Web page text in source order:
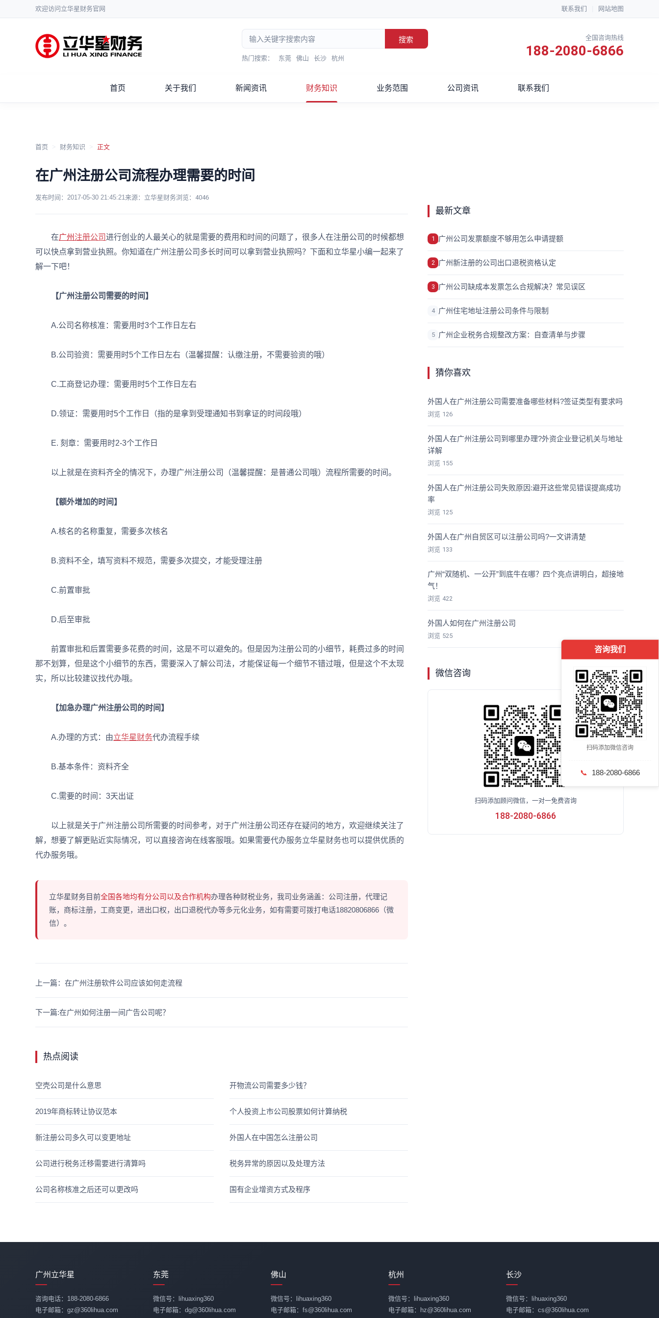
欢迎访问立华星财务官网 联系我们 网站地图
搜索
热门搜索： 东莞 佛山 长沙 杭州
全国咨询热线
188-2080-6866
首页 关于我们 新闻资讯 财务知识 业务范围 公司资讯 联系我们
首页 财务知识 正文
在广州注册公司流程办理需要的时间
发布时间： 2017-05-30 21:45:21来源：立华星财务浏览： 4046
在广州 注册公司进行创业的人最关心的就是需要的费用和时间的问题了，很多人在注册公司的时候都想
可以快点拿到营业执照。你知道在广州注册公司多长时间可以拿到营业执照吗？下面和立华星小编一起来了
解一下吧！
【广州注册公司需要的时间】
A.公司名称核准：需要用时3个工作日左右
B.公司验资：需要用时5个工作日左右（温馨提醒：认缴注册，不需要验资的哦）
C.工商登记办理：需要用时5个工作日左右
D.领证：需要用时5个工作日（指的是拿到受理通知书到拿证的时间段哦）
E. 刻章：需要用时2-3个工作日
以上就是在资料齐全的情况下，办理广州注册公司（温馨提醒：是普通公司哦）流程所需要的时间。
【额外增加的时间】
A.核名的名称重复，需要多次核名
B.资料不全，填写资料不规范，需要多次提交，才能受理注册
C.前置审批
D.后至审批
前置审批和后置需要多花费的时间，这是不可以避免的。但是因为注册公司的小细节，耗费过多的时间
那不划算，但是这个小细节的东西，需要深入了解公司法，才能保证每一个细节不错过哦，但是这个不太现
实，所以比较建议找代办哦。
【加急办理广州注册公司的时间】
A.办理的方式：由立华星财务代办流程手续
B.基本条件：资料齐全
C.需要的时间：3天出证
以上就是关于广州注册公司所需要的时间参考，对于广州注册公司还存在疑问的地方，欢迎继续关注了
解，想要了解更贴近实际情况，可以直接咨询在线客服哦。如果需要代办服务立华星财务也可以提供优质的
代办服务哦。
立华星财务目前全国各地均有分公司以及合作机构办理各种财税业务，我司业务涵盖：公司注册，代理记
账，商标注册，工商变更，进出口权，出口退税代办等多元化业务，如有需要可拨打电话18820806866（微
信）。
下一篇:在广州如何注册一间广告公司呢？
上一篇：在广州注册软件公司应该如何走流程
热点阅读
空壳公司是什么意思 开物流公司需要多少钱？
2019年商标转让协议范本 个人投资上市公司股票如何计算纳税
新注册公司多久可以变更地址 外国人在中国怎么注册公司
公司进行税务迁移需要进行清算吗 税务异常的原因以及处理方法
公司名称核准之后还可以更改吗 国有企业增资方式及程序
最新文章
1 广州公司发票额度不够用怎么申请提额
2 广州新注册的公司出口退税资格认定
3 广州公司缺成本发票怎么合规解决？常见误区
4 广州住宅地址注册公司条件与限制
5 广州企业税务合规整改方案：自查清单与步骤
猜你喜欢
外国人在广州注册公司需要准备哪些材料?签证类型有要求吗
浏览 126
外国人在广州注册公司到哪里办理?外资企业登记机关与地址
详解
浏览 155
外国人在广州注册公司失败原因:避开这些常见错误提高成功
率
浏览 125
外国人在广州自贸区可以注册公司吗?一文讲清楚
浏览 133
广州“双随机、一公开”到底牛在哪？四个亮点讲明白，超接地
气！
浏览 422
外国人如何在广州注册公司
浏览 525
微信咨询
扫码添加顾问微信，一对一免费咨询
188-2080-6866
咨询我们
扫码添加微信咨询
📞 188-2080-6866
广州立华星
咨询电话：188-2080-6866
电子邮箱：gz@360lihua.com
东莞
微信号：lihuaxing360
电子邮箱：dg@360lihua.com
佛山
微信号：lihuaxing360
电子邮箱：fs@360lihua.com
杭州
微信号：lihuaxing360
电子邮箱：hz@360lihua.com
长沙
微信号：lihuaxing360
电子邮箱：cs@360lihua.com